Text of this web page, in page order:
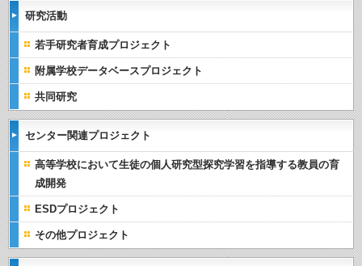
研究活動
若手研究者育成プロジェクト
附属学校データベースプロジェクト
共同研究
センター関連プロジェクト
高等学校において生徒の個人研究型探究学習を指導する教員の育
成開発
ESDプロジェクト
その他プロジェクト